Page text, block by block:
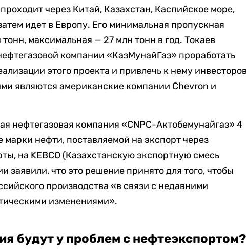
через Китай, Казахстан, Каспийское море,
идет в Европу. Его минимальная пропускная
максимальная — 27 млн тонн в год. Токаев
компании «КазМунайГаз» проработать
этого проекта и привлечь к нему инвесторов
являются американские компании Chevron и
нефтегазовая компания «CNPC-Актобемунайгаз» 4
нефти, поставляемой на экспорт через
на KEBCO (Казахстанскую экспортную смесь
заявили, что это решение принято для того, чтобы
производства «в связи с недавними
изменениями».
будут у проблем с нефтеэкспортом?